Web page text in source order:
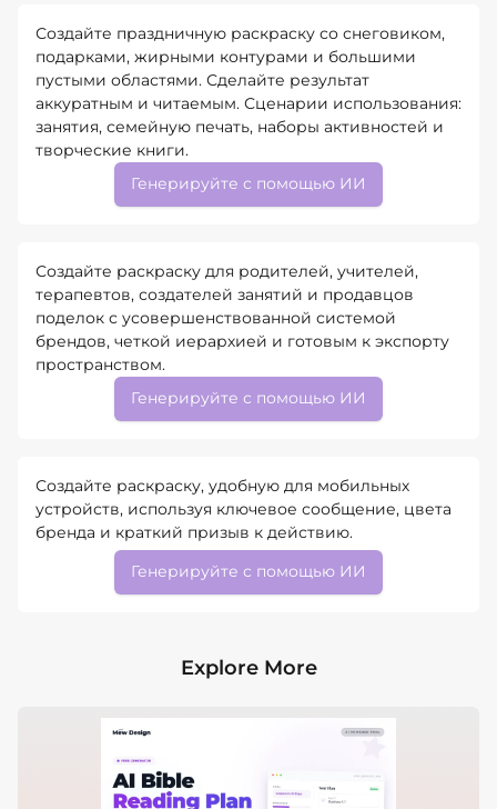
Создайте праздничную раскраску со снеговиком,
подарками, жирными контурами и большими
пустыми областями. Сделайте результат
аккуратным и читаемым. Сценарии использования:
занятия, семейную печать, наборы активностей и
творческие книги.
Генерируйте с помощью ИИ
Создайте раскраску для родителей, учителей,
терапевтов, создателей занятий и продавцов
поделок с усовершенствованной системой
брендов, четкой иерархией и готовым к экспорту
пространством.
Генерируйте с помощью ИИ
Создайте раскраску, удобную для мобильных
устройств, используя ключевое сообщение, цвета
бренда и краткий призыв к действию.
Генерируйте с помощью ИИ
Explore More